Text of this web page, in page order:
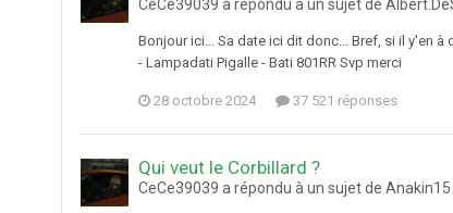
CeCe39039 a répondu à un sujet de
Bonjour ici... Sa date ici dit donc... Bref, si il y'en
- Lampadati Pigalle - Bati 801RR Svp merci
28 octobre 2024 37 521 réponses
Qui veut le Corbillard ?
CeCe39039 a répondu à un sujet de